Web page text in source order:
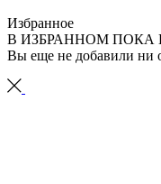
Избранное
В ИЗБРАННОМ ПОКА
Вы еще не добавили ни